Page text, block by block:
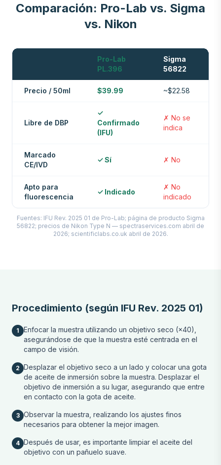
Comparación: Pro-Lab vs. Sigma
vs. Nikon
Pro-Lab
PL.396
Sigma
56822
Precio / 50ml $39.99 ~$22.58
Libre de DBP
✓
Confirmado
(IFU)
✗ No se
indica
Marcado
CE/IVD
✓ Sí ✗ No
Apto para
fluorescencia
✓ Indicado
✗ No
indicado
Fuentes: IFU Rev. 2025 01 de Pro-Lab; página de producto Sigma
56822; precios de Nikon Type N — spectraservices.com abril de
2026; scientificlabs.co.uk abril de 2026.
Procedimiento (según IFU Rev. 2025 01)
1
Enfocar la muestra utilizando un objetivo seco (×40),
asegurándose de que la muestra esté centrada en el
campo de visión.
2 Desplazar el objetivo seco a un lado y colocar una gota
de aceite de inmersión sobre la muestra. Desplazar el
objetivo de inmersión a su lugar, asegurando que entre
en contacto con la gota de aceite.
3 Observar la muestra, realizando los ajustes finos
necesarios para obtener la mejor imagen.
4 Después de usar, es importante limpiar el aceite del
objetivo con un pañuelo suave.